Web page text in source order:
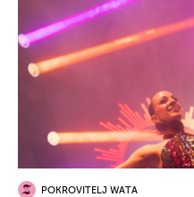
POKROVITELJ WATA